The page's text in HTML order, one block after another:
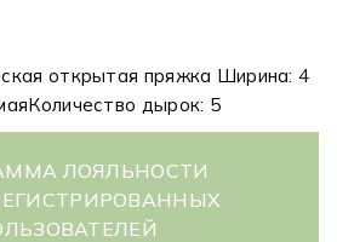
открытая пряжка Ширина: 4
дырок: 5
ЛОЯЛЬНОСТИ